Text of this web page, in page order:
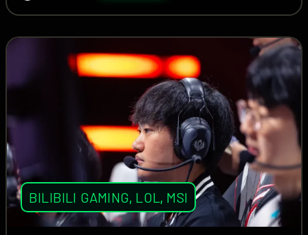
BILIBILI GAMING, LOL, MSI